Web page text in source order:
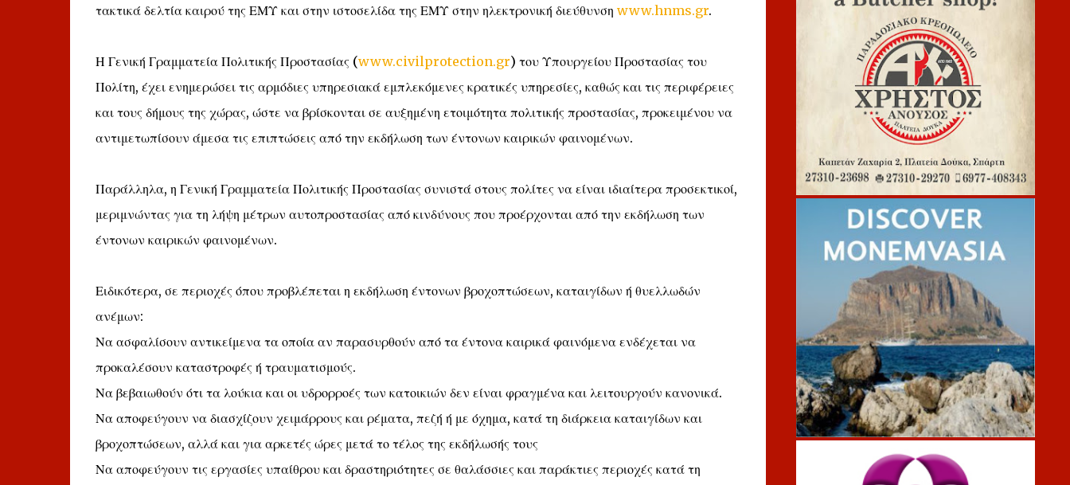
τακτικά δελτία καιρού της ΕΜΥ και στην ιστοσελίδα της ΕΜΥ στην ηλεκτρονική διεύθυνση www.hnms.gr.
Η Γενική Γραμματεία Πολιτικής Προστασίας (www.civilprotection.gr) του Υπουργείου Προστασίας του
Πολίτη, έχει ενημερώσει τις αρμόδιες υπηρεσιακά εμπλεκόμενες κρατικές υπηρεσίες, καθώς και τις περιφέρειες
και τους δήμους της χώρας, ώστε να βρίσκονται σε αυξημένη ετοιμότητα πολιτικής προστασίας, προκειμένου να
αντιμετωπίσουν άμεσα τις επιπτώσεις από την εκδήλωση των έντονων καιρικών φαινομένων.
Παράλληλα, η Γενική Γραμματεία Πολιτικής Προστασίας συνιστά στους πολίτες να είναι ιδιαίτερα προσεκτικοί,
μεριμνώντας για τη λήψη μέτρων αυτοπροστασίας από κινδύνους που προέρχονται από την εκδήλωση των
έντονων καιρικών φαινομένων.
Ειδικότερα, σε περιοχές όπου προβλέπεται η εκδήλωση έντονων βροχοπτώσεων, καταιγίδων ή θυελλωδών
ανέμων:
Να ασφαλίσουν αντικείμενα τα οποία αν παρασυρθούν από τα έντονα καιρικά φαινόμενα ενδέχεται να
προκαλέσουν καταστροφές ή τραυματισμούς.
Να βεβαιωθούν ότι τα λούκια και οι υδρορροές των κατοικιών δεν είναι φραγμένα και λειτουργούν κανονικά.
Να αποφεύγουν να διασχίζουν χειμάρρους και ρέματα, πεζή ή με όχημα, κατά τη διάρκεια καταιγίδων και
βροχοπτώσεων, αλλά και για αρκετές ώρες μετά το τέλος της εκδήλωσής τους
Να αποφεύγουν τις εργασίες υπαίθρου και δραστηριότητες σε θαλάσσιες και παράκτιες περιοχές κατά τη